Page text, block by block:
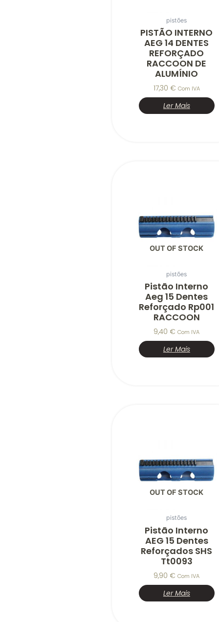
pistões
PISTÃO INTERNO
AEG 14 DENTES
REFORÇADO
RACCOON DE
ALUMÍNIO
17,30 € Com IVA
Ler Mais
OUT OF STOCK
pistões
Pistão Interno
Aeg 15 Dentes
Reforçado Rp001
RACCOON
9,40€ Com IVA
Ler Mais
OUT OF STOCK
pistões
Pistão Interno
AEG 15 Dentes
Reforçados SHS
Tt0093
9,90€ Com IVA
Ler Mais